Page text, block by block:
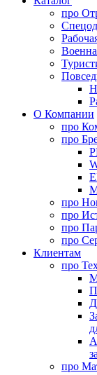
про
О Компании
про
про
про
про
про
про
Клиентам
про
про